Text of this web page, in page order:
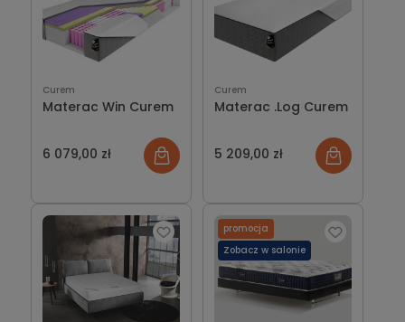
Curem
Materac Win Curem
6 079,00 zł
Curem
Materac .Log Curem
5 209,00 zł
promocja
Zobacz w salonie